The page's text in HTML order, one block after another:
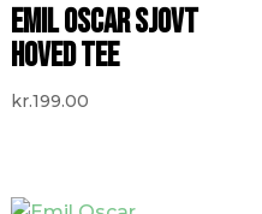
EMIL OSCAR SJOVT
HOVED TEE
kr.199.00